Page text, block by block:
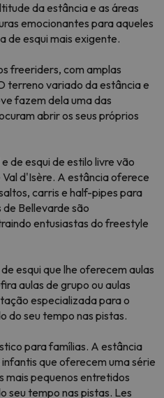
da estância e as áreas
emocionantes para aqueles
de esqui mais exigente.
freeriders, com amplas
terreno variado da estância e
fazem dela uma das
abrir os seus próprios
de esqui de estilo livre vão
d'Isère. A estância oferece
carris e half-pipes para
de Bellevarde são
entusiastas do freestyle
esqui que lhe oferecem aulas
aulas de grupo ou aulas
especializada para o
do seu tempo nas pistas.
para famílias. A estância
que oferecem uma série
mais pequenos entretidos
seu tempo nas pistas. Les